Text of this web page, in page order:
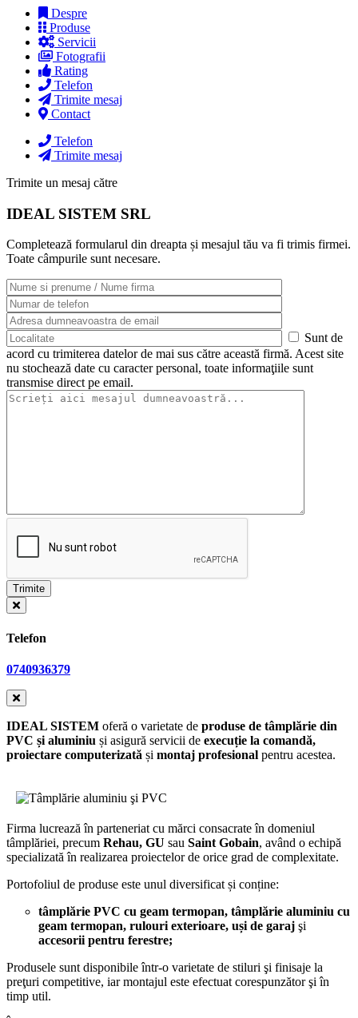
Despre
Produse
Servicii
Fotografii
Rating
Telefon
Trimite mesaj
Contact
Telefon
Trimite mesaj
Trimite un mesaj către
IDEAL SISTEM SRL
Completează formularul din dreapta și mesajul tău va fi trimis firmei.
Toate câmpurile sunt necesare.
Sunt de
acord cu trimiterea datelor de mai sus către această firmă. Acest site
nu stochează date cu caracter personal, toate informaţiile sunt
transmise direct pe email.
Telefon
0740936379
IDEAL SISTEM oferă o varietate de produse de tâmplărie din
PVC și aluminiu și asigură servicii de execuție la comandă,
proiectare computerizată și montaj profesional pentru acestea.
Firma lucrează în parteneriat cu mărci consacrate în domeniul
tâmplăriei, precum Rehau, GU sau Saint Gobain, având o echipă
specializată în realizarea proiectelor de orice grad de complexitate.
Portofoliul de produse este unul diversificat și conține:
tâmplărie PVC cu geam termopan, tâmplărie aluminiu cu
geam termopan, rulouri exterioare, uși de garaj şi
accesorii pentru ferestre;
Produsele sunt disponibile într-o varietate de stiluri şi finisaje la
preţuri competitive, iar montajul este efectuat corespunzător şi în
timp util.